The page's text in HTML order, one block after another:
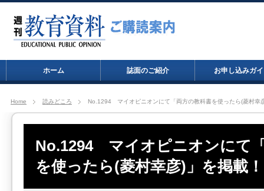
ホーム 誌面のご紹介 お申し込みガ
Home 読みどころ No.1294 マイオピニオンにて「両方の教科書を使ったら(菱村幸
No.1294 マイオピニオンにて
を使ったら(菱村幸彦)」を掲載！